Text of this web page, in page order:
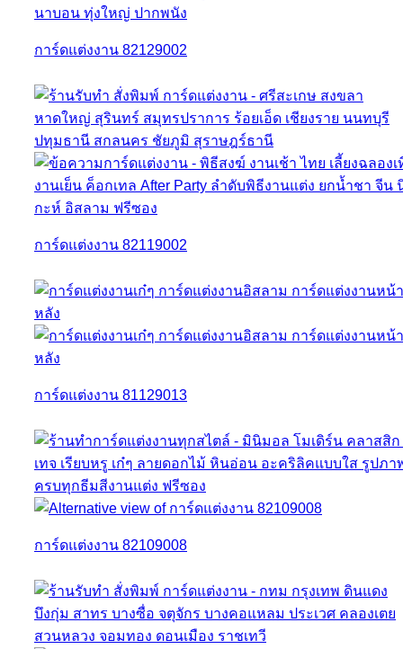
การ์ดแต่งงาน 82129002
การ์ดแต่งงาน 82119002
การ์ดแต่งงาน 81129013
การ์ดแต่งงาน 82109008